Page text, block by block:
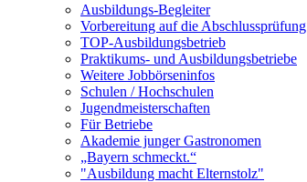
Ausbildungs-Begleiter
Vorbereitung auf die Abschlussprüfung
TOP-Ausbildungsbetrieb
Praktikums- und Ausbildungsbetriebe
Weitere Jobbörseninfos
Schulen / Hochschulen
Jugendmeisterschaften
Für Betriebe
Akademie junger Gastronomen
„Bayern schmeckt.“
"Ausbildung macht Elternstolz"